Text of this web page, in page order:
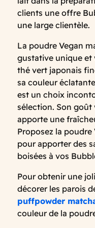
clients une offre
une large clientèle.
La poudre Vegan
gustative unique et
thé vert japonais
sa couleur
est un choix
sélection. Son goût
apporte une
Proposez la
pour apporter des
boisées à vos
Pour obtenir une
décorer les parois
puffpowder
couleur de la